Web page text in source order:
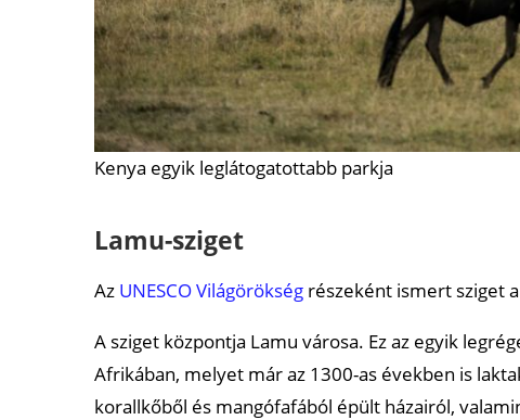
Kenya egyik leglátogatottabb parkja
Lamu-sziget
Az UNESCO Világörökség részeként ismert sziget
A sziget központja Lamu városa. Ez az egyik
Afrikában, melyet már az 1300-as években is
korallkőből és mangófafából épült házairól,